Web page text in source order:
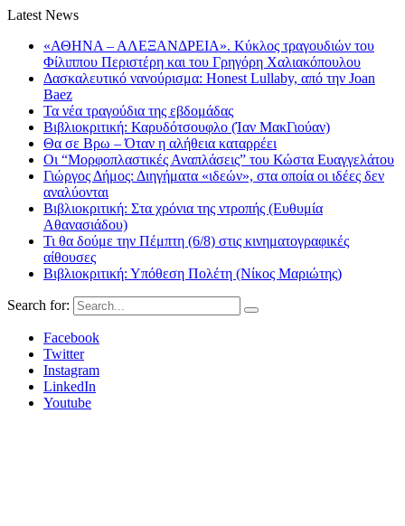
Latest News
«ΑΘΗΝΑ – ΑΛΕΞΑΝΔΡΕΙΑ». Κύκλος τραγουδιών του
Φίλιππου Περιστέρη και του Γρηγόρη Χαλιακόπουλου
Δασκαλευτικό νανούρισμα: Honest Lullaby, από την Joan
Baez
Τα νέα τραγούδια της εβδομάδας
Βιβλιοκριτική: Καρυδότσουφλο (Ίαν ΜακΓιούαν)
Θα σε Βρω – Όταν η αλήθεια καταρρέει
Οι “Μορφοπλαστικές Αναπλάσεις” του Κώστα Ευαγγελάτου
Γιώργος Δήμος: Διηγήματα «ιδεών», στα οποία οι ιδέες δεν
αναλύονται
Βιβλιοκριτική: Στα χρόνια της ντροπής (Ευθυμία
Αθανασιάδου)
Τι θα δούμε την Πέμπτη (6/8) στις κινηματογραφικές
αίθουσες
Βιβλιοκριτική: Υπόθεση Πολέτη (Νίκος Μαριώτης)
Search for:
Facebook
Twitter
Instagram
LinkedIn
Youtube